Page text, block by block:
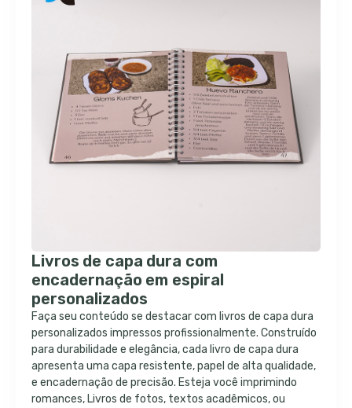
Livros de capa dura com
encadernação em espiral
personalizados
Faça seu conteúdo se destacar com livros de capa dura
personalizados impressos profissionalmente. Construído
para durabilidade e elegância, cada livro de capa dura
apresenta uma capa resistente, papel de alta qualidade,
e encadernação de precisão. Esteja você imprimindo
romances, Livros de fotos, textos acadêmicos, ou